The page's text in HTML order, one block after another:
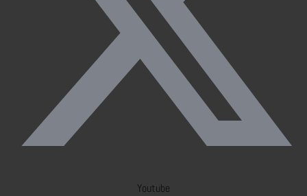
Youtube